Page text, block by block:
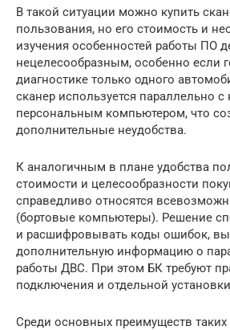
В такой ситуации можно купить
пользования, но его стоимость и
изучения особенностей работы ПО
нецелесообразным, особенно если
диагностике только одного
сканер используется параллельно с
персональным компьютером, что
дополнительные неудобства.
К аналогичным в плане удобства
стоимости и целесообразности
справедливо относятся
(бортовые компьютеры). Решение
и расшифровывать коды ошибок,
дополнительную информацию о
работы ДВС. При этом БК требуют
подключения и отдельной
Среди основных преимуществ таких